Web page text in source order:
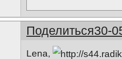
Поделиться30-
Lena,